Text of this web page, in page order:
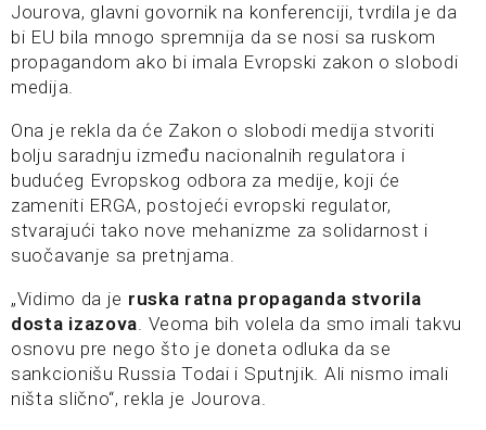
Jourova, glavni govornik na konferenciji, tvrdila je da
bi EU bila mnogo spremnija da se nosi sa ruskom
propagandom ako bi imala Evropski zakon o slobodi
medija.
Ona je rekla da će Zakon o slobodi medija stvoriti
bolju saradnju između nacionalnih regulatora i
budućeg Evropskog odbora za medije, koji će
zameniti ERGA, postojeći evropski regulator,
stvarajući tako nove mehanizme za solidarnost i
suočavanje sa pretnjama.
„Vidimo da je ruska ratna propaganda stvorila
dosta izazova. Veoma bih volela da smo imali takvu
osnovu pre nego što je doneta odluka da se
sankcionišu Russia Todai i Sputnjik. Ali nismo imali
ništa slično“, rekla je Jourova.